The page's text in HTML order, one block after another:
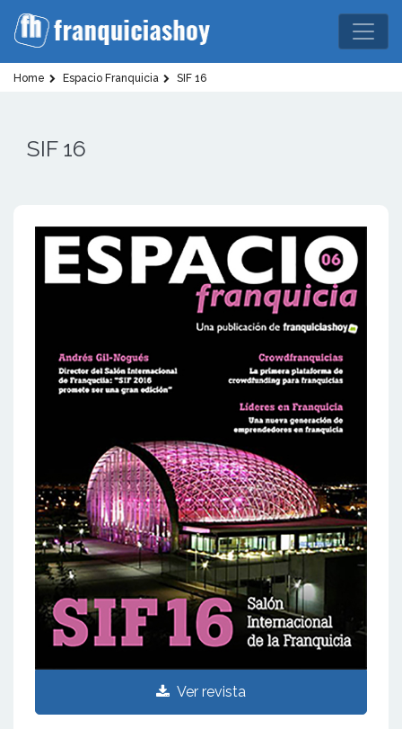
Home Espacio Franquicia SIF 16
SIF 16
Ver revista